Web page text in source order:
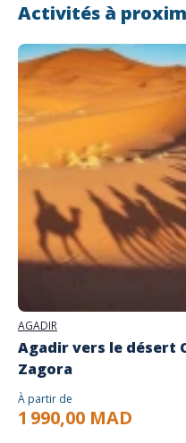
Activités à
AGADIR
Agadir vers le désert
Zagora
À partir de
1 990,00 MAD